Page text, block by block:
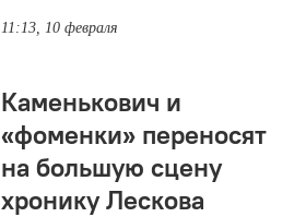
11:13, 10 февраля
Каменькович и
«фоменки» переносят
на большую сцену
хронику Лескова